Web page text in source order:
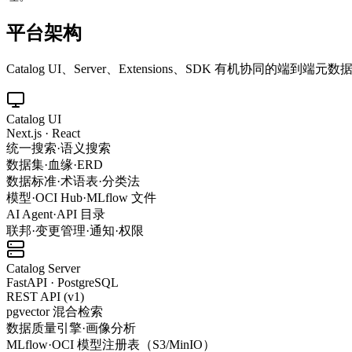
平台架构
Catalog UI、Server、Extensions、SDK 有机协同的端到端元数据
Catalog UI
Next.js · React
统一搜索·语义搜索
数据集·血缘·ERD
数据标准·术语表·分类法
模型·OCI Hub·MLflow 文件
AI Agent·API 目录
联邦·变更管理·通知·权限
Catalog Server
FastAPI · PostgreSQL
REST API (v1)
pgvector 混合检索
数据质量引擎·画像分析
MLflow·OCI 模型注册表（S3/MinIO）